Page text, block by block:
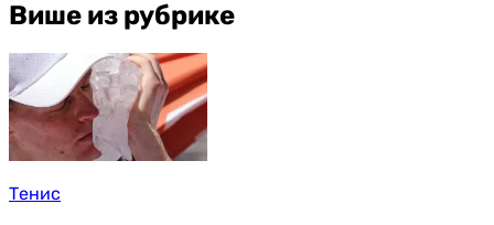
Више из рубрике
Тенис